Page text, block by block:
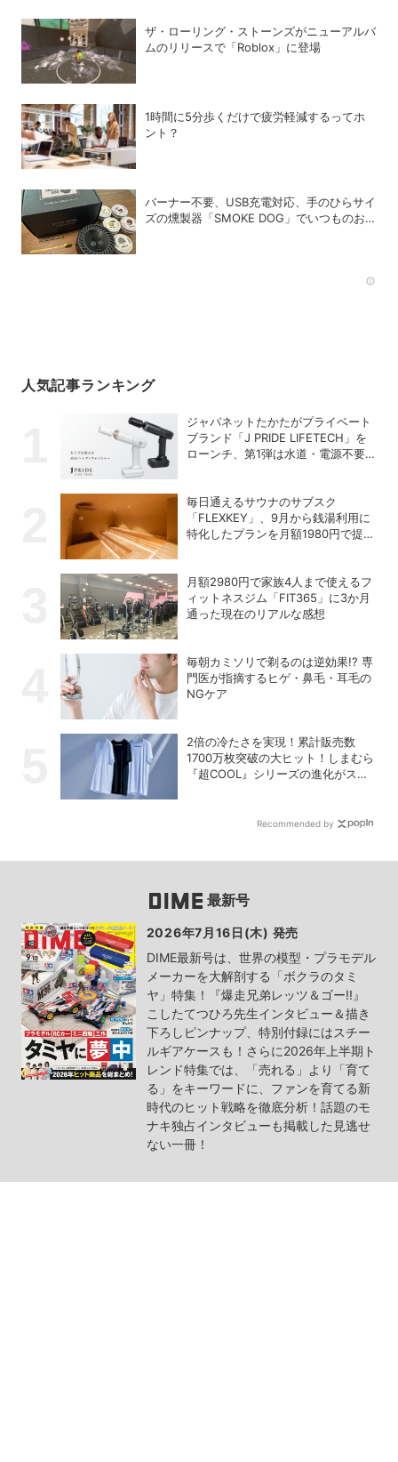
ザ・ローリング・ストーンズがニューアルバ
ムのリリースで「Roblox」に登場
1時間に5分歩くだけで疲労軽減するってホ
ント？
バーナー不要、USB充電対応、手のひらサイ
ズの燻製器「SMOKE DOG」でいつものお
人気記事ランキング
ジャパネットたかたがプライベート
ブランド「J PRIDE LIFETECH」を
ローンチ、第1弾は水道・電源不要
毎日通えるサウナのサブスク
「FLEXKEY」、9月から銭湯利用に
特化したプランを月額1980円で提供
月額2980円で家族4人まで使えるフ
ィットネスジム「FIT365」に3か月
通った現在のリアルな感想
毎朝カミソリで剃るのは逆効果!? 専
門医が指摘するヒゲ・鼻毛・耳毛の
NGケア
2倍の冷たさを実現！累計販売数
1700万枚突破の大ヒット！しまむら
『超COOL』シリーズの進化がスゴ
Recommended by
最新号
2026年7月16日(木) 発売
DIME最新号は、世界の模型・プラモデル
メーカーを大解剖する「ボクラのタミ
ヤ」特集！『爆走兄弟レッツ＆ゴー!!』
こしたてつひろ先生インタビュー＆描き
下ろしピンナップ、特別付録にはスチー
ルギアケースも！さらに2026年上半期ト
レンド特集では、「売れる」より「育て
る」をキーワードに、ファンを育てる新
時代のヒット戦略を徹底分析！話題のモ
ナキ独占インタビューも掲載した見逃せ
ない一冊！